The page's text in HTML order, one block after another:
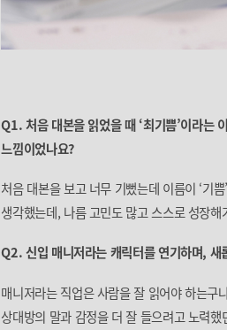
Q1. 처음 대본을 읽었을 때 ‘최기쁨’이라는
느낌이었나요?
처음 대본을 보고 너무 기뻤는데 이름이 ‘기
생각했는데, 나름 고민도 많고 스스로 성장
Q2. 신입 매니저라는 캐릭터를 연기하며, 새
매니저라는 직업은 사람을 잘 읽어야 하는구
상대방의 말과 감정을 더 잘 들으려고 노력했